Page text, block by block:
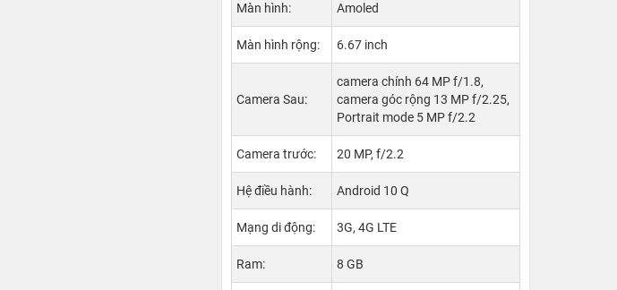
Màn hình: Amoled
Màn hình rộng: 6.67 inch
Camera Sau:
camera chính 64 MP f/1.8,
camera góc rộng 13 MP f/2.25,
Portrait mode 5 MP f/2.2
Camera trước: 20 MP, f/2.2
Hệ điều hành: Android 10 Q
Mạng di động: 3G, 4G LTE
Ram: 8 GB